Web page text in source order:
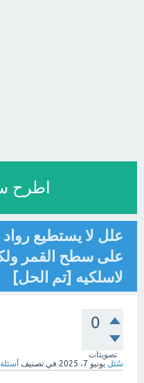
اطرح
علل لا يستطيع
على سطح القمر
لاسلكيه [تم الحل]
0
تصويتات
سُئل يونيو 7، 2025 في تصنيف